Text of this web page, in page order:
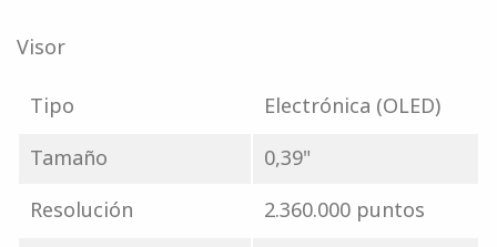
Visor
Tipo
Electrónica (OLED)
Tamaño
0,39"
Resolución
2.360.000 puntos